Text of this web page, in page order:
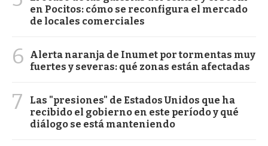
en Pocitos: cómo se reconfigura el mercado
de locales comerciales
6
Alerta naranja de Inumet por tormentas muy
fuertes y severas: qué zonas están afectadas
7
Las "presiones" de Estados Unidos que ha
recibido el gobierno en este período y qué
diálogo se está manteniendo